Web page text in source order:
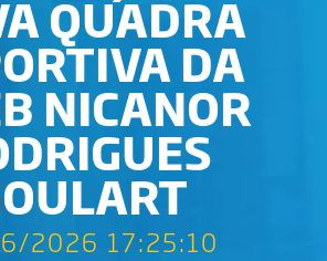
QUADRA
DA
NICANOR
2026 17:25:10